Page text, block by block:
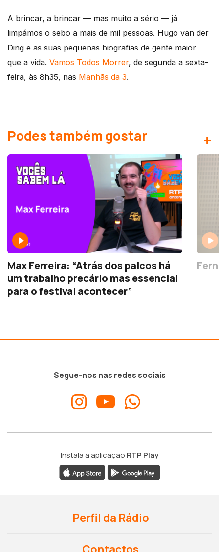
A brincar, a brincar — mas muito a sério — já
limpámos o sebo a mais de mil pessoas. Hugo van der
Ding e as suas pequenas biografias de gente maior
que a vida. Vamos Todos Morrer, de segunda a sexta-
feira, às 8h35, nas Manhãs da 3.
Podes também gostar +
Max Ferreira: “Atrás dos palcos há
um trabalho precário mas essencial
para o festival acontecer”
Segue-nos nas redes sociais
Instala a aplicação RTP Play
Perfil da Rádio
Contactos